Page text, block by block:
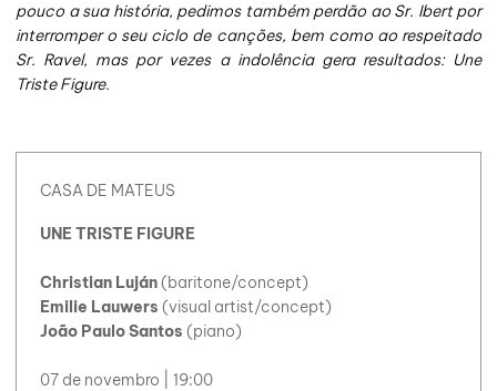
pouco a sua história, pedimos também perdão ao Sr. Ibert por
interromper o seu ciclo de canções, bem como ao respeitado
Sr. Ravel, mas por vezes a indolência gera resultados: Une
Triste Figure.
CASA DE MATEUS
UNE TRISTE FIGURE
Christian Luján(baritone/concept)
Emilie Lauwers (visual artist/concept)
João Paulo Santos (piano)
07 de novembro | 19:00